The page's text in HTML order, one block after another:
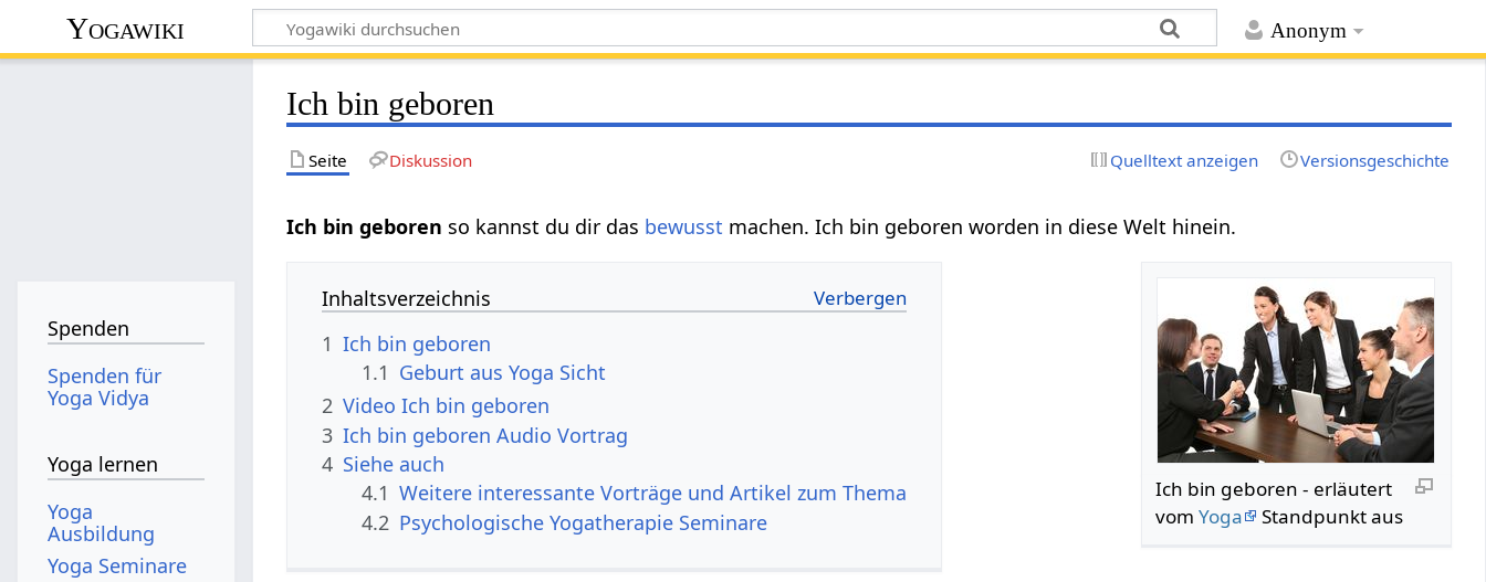
Anonym
Yogawiki
Ich bin geboren
Seite Diskussion Quelltext anzeigen Versionsgeschichte
Ich bin geboren so kannst du dir das bewusst machen. Ich bin geboren worden in diese Welt hinein.
Ich bin geboren - erläutert
vomYoga Standpunkt aus
Inhaltsverzeichnis
1 Ich bin geboren
1.1 Geburt aus Yoga Sicht
2 Video Ich bin geboren
3 Ich bin geboren Audio Vortrag
4 Siehe auch
4.1 Weitere interessante Vorträge und Artikel zum Thema
4.2 Psychologische Yogatherapie Seminare
Spenden
Spenden für
Yoga Vidya
Yoga lernen
Yoga
Ausbildung
Yoga Seminare